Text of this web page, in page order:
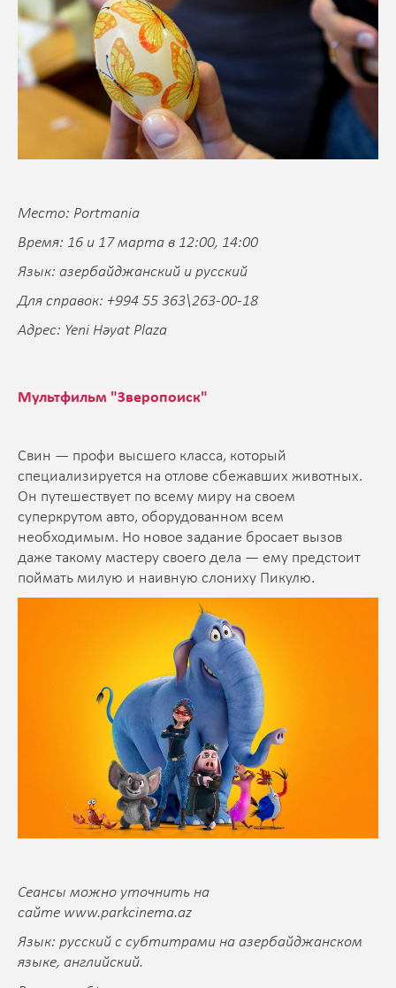
Место: Portmania
Время: 16 и 17 марта в 12:00, 14:00
Язык: азербайджанский и русский
Для справок: +994 55 363\263-00-18
Адрес: Yeni Həyat Plaza
Мультфильм "Зверопоиск"
Свин — профи высшего класса, который
специализируется на отлове сбежавших животных.
Он путешествует по всему миру на своем
суперкрутом авто, оборудованном всем
необходимым. Но новое задание бросает вызов
даже такому мастеру своего дела — ему предстоит
поймать милую и наивную слониху Пикулю.
Сеансы можно уточнить на
сайте www.parkcinema.az
Язык: русский с субтитрами на азербайджанском
языке, английский.